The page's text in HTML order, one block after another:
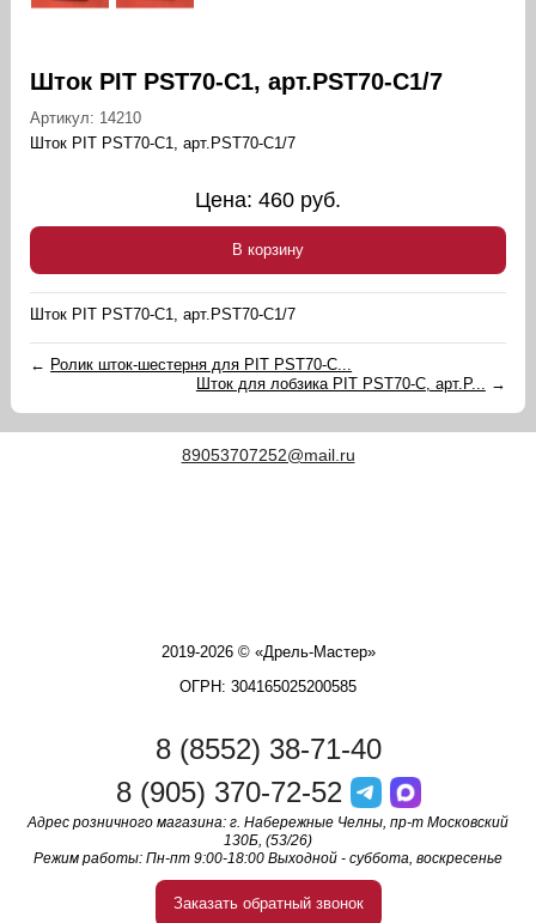
Шток PIT PST70-C1, арт.PST70-C1/7
Артикул: 14210
Шток PIT PST70-C1, арт.PST70-C1/7
Цена: 460 руб.
В корзину
Шток PIT PST70-C1, арт.PST70-C1/7
← Ролик шток-шестерня для PIT PST70-C...
Шток для лобзика PIT PST70-C, арт.P... →
89053707252@mail.ru
2019-2026 © «Дрель-Мастер»
ОГРН: 304165025200585
8 (8552) 38-71-40
8 (905) 370-72-52
Адрес розничного магазина: г. Набережные Челны, пр-т Московский
130Б, (53/26)
Режим работы: Пн-пт 9:00-18:00 Выходной - суббота, воскресенье
Заказать обратный звонок